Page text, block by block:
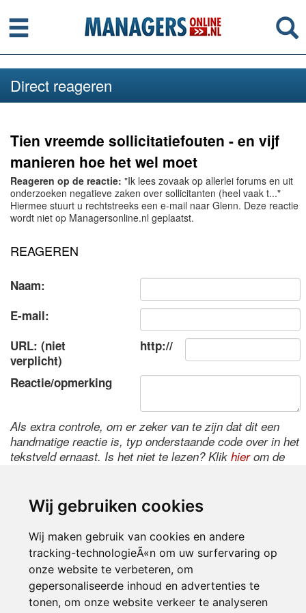
Wij gebruiken cookies
Wij maken gebruik van cookies en andere
tracking-technologieÃ«n om uw surfervaring op
onze website te verbeteren, om
gepersonaliseerde inhoud en advertenties te
tonen, om onze website verkeer te analyseren
Menu
Direct reageren
Tien vreemde sollicitatiefouten - en vijf
manieren hoe het wel moet
Reageren op de reactie: "Ik lees zovaak op allerlei forums en uit
onderzoeken negatieve zaken over sollicitanten (heel vaak t..."
Hiermee stuurt u rechtstreeks een e-mail naar Glenn. Deze reactie
wordt niet op Managersonline.nl geplaatst.
REAGEREN
Naam:
E-mail:
URL: (niet
verplicht)
http://
Reactie/opmerking
Als extra controle, om er zeker van te zijn dat dit een
handmatige reactie is, typ onderstaande code over in het
tekstveld ernaast. Is het niet te lezen? Klik hierom de